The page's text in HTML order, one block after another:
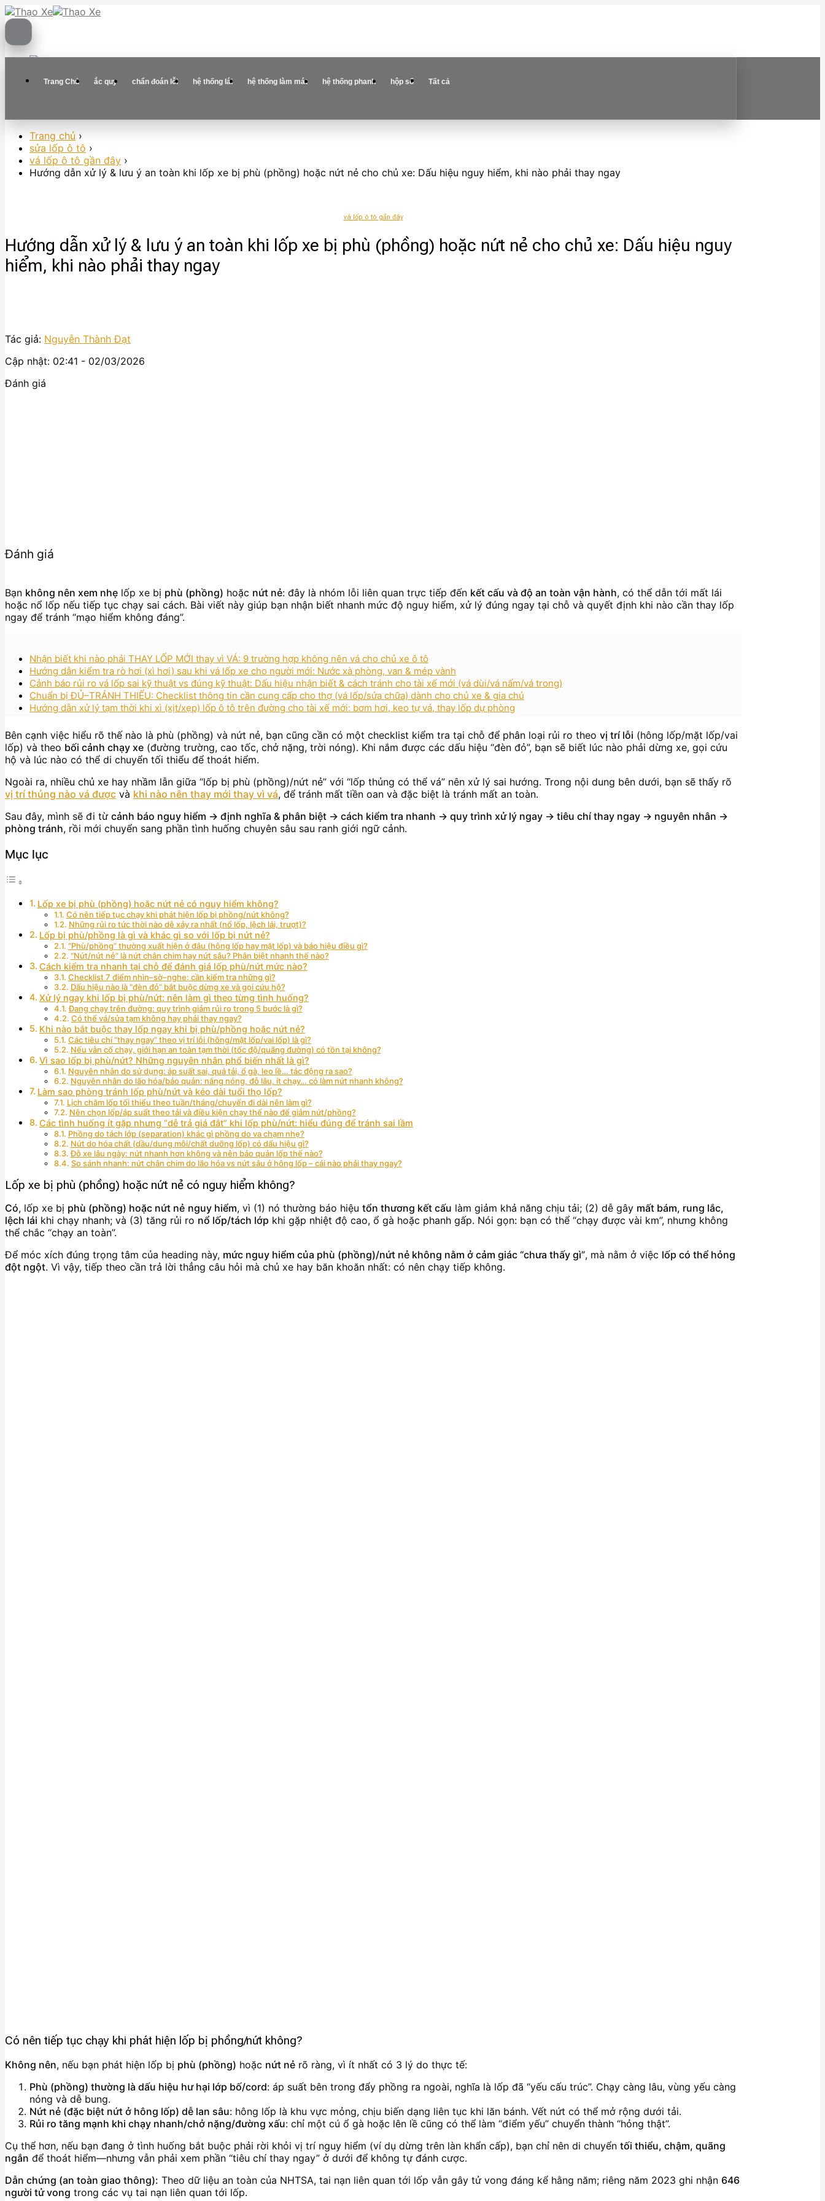
Skip
to
Trang Chủ ắc quy chẩn đoán lỗi hệ thống lái hệ thống làm mát hệ thống phanh hộp số Tất cả
Trang chủ ›
sửa lốp ô tô ›
vá lốp ô tô gần đây ›
Hướng dẫn xử lý & lưu ý an toàn khi lốp xe bị phù (phồng) hoặc nứt nẻ cho chủ xe: Dấu hiệu nguy hiểm, khi nào phải thay ngay
vá lốp ô tô gần đây
Hướng dẫn xử lý & lưu ý an toàn khi lốp xe bị phù (phồng) hoặc nứt nẻ cho chủ xe: Dấu hiệu nguy
hiểm, khi nào phải thay ngay
Tác giả: Nguyễn Thành Đạt
Cập nhật: 02:41 - 02/03/2026
Đánh giá
Đánh giá
Bạn không nên xem nhẹ lốp xe bị phù (phồng) hoặc nứt nẻ: đây là nhóm lỗi liên quan trực tiếp đến kết cấu và độ an toàn vận hành, có thể dẫn tới mất lái
hoặc nổ lốp nếu tiếp tục chạy sai cách. Bài viết này giúp bạn nhận biết nhanh mức độ nguy hiểm, xử lý đúng ngay tại chỗ và quyết định khi nào cần thay lốp
ngay để tránh “mạo hiểm không đáng”.
Nhận biết khi nào phải THAY LỐP MỚI thay vì VÁ: 9 trường hợp không nên vá cho chủ xe ô tô
Hướng dẫn kiểm tra rò hơi (xì hơi) sau khi vá lốp xe cho người mới: Nước xà phòng, van & mép vành
Cảnh báo rủi ro vá lốp sai kỹ thuật vs đúng kỹ thuật: Dấu hiệu nhận biết & cách tránh cho tài xế mới (vá dùi/vá nấm/vá trong)
Chuẩn bị ĐỦ–TRÁNH THIẾU: Checklist thông tin cần cung cấp cho thợ (vá lốp/sửa chữa) dành cho chủ xe & gia chủ
Hướng dẫn xử lý tạm thời khi xì (xịt/xẹp) lốp ô tô trên đường cho tài xế mới: bơm hơi, keo tự vá, thay lốp dự phòng
Bên cạnh việc hiểu rõ thế nào là phù (phồng) và nứt nẻ, bạn cũng cần có một checklist kiểm tra tại chỗ để phân loại rủi ro theo vị trí lỗi (hông lốp/mặt lốp/vai
lốp) và theo bối cảnh chạy xe (đường trường, cao tốc, chở nặng, trời nóng). Khi nắm được các dấu hiệu “đèn đỏ”, bạn sẽ biết lúc nào phải dừng xe, gọi cứu
hộ và lúc nào có thể di chuyển tối thiểu để thoát hiểm.
Ngoài ra, nhiều chủ xe hay nhầm lẫn giữa “lốp bị phù (phồng)/nứt nẻ” với “lốp thủng có thể vá” nên xử lý sai hướng. Trong nội dung bên dưới, bạn sẽ thấy rõ
vị trí thủng nào vá được và khi nào nên thay mới thay vì vá, để tránh mất tiền oan và đặc biệt là tránh mất an toàn.
Sau đây, mình sẽ đi từ cảnh báo nguy hiểm → định nghĩa & phân biệt → cách kiểm tra nhanh → quy trình xử lý ngay → tiêu chí thay ngay → nguyên nhân →
phòng tránh, rồi mới chuyển sang phần tình huống chuyên sâu sau ranh giới ngữ cảnh.
Mục lục
Lốp xe bị phù (phồng) hoặc nứt nẻ có nguy hiểm không?
Có nên tiếp tục chạy khi phát hiện lốp bị phồng/nứt không?
Những rủi ro tức thời nào dễ xảy ra nhất (nổ lốp, lệch lái, trượt)?
Lốp bị phù/phồng là gì và khác gì so với lốp bị nứt nẻ?
“Phù/phồng” thường xuất hiện ở đâu (hông lốp hay mặt lốp) và báo hiệu điều gì?
“Nứt/nứt nẻ” là nứt chân chim hay nứt sâu? Phân biệt nhanh thế nào?
Cách kiểm tra nhanh tại chỗ để đánh giá lốp phù/nứt mức nào?
Checklist 7 điểm nhìn–sờ–nghe: cần kiểm tra những gì?
Dấu hiệu nào là “đèn đỏ” bắt buộc dừng xe và gọi cứu hộ?
Xử lý ngay khi lốp bị phù/nứt: nên làm gì theo từng tình huống?
Đang chạy trên đường: quy trình giảm rủi ro trong 5 bước là gì?
Có thể vá/sửa tạm không hay phải thay ngay?
Khi nào bắt buộc thay lốp ngay khi bị phù/phồng hoặc nứt nẻ?
Các tiêu chí “thay ngay” theo vị trí lỗi (hông/mặt lốp/vai lốp) là gì?
Nếu vẫn cố chạy, giới hạn an toàn tạm thời (tốc độ/quãng đường) có tồn tại không?
Vì sao lốp bị phù/nứt? Những nguyên nhân phổ biến nhất là gì?
Nguyên nhân do sử dụng: áp suất sai, quá tải, ổ gà, leo lề… tác động ra sao?
Nguyên nhân do lão hóa/bảo quản: nắng nóng, đỗ lâu, ít chạy… có làm nứt nhanh không?
Làm sao phòng tránh lốp phù/nứt và kéo dài tuổi thọ lốp?
Lịch chăm lốp tối thiểu theo tuần/tháng/chuyến đi dài nên làm gì?
Nên chọn lốp/áp suất theo tải và điều kiện chạy thế nào để giảm nứt/phồng?
Các tình huống ít gặp nhưng “dễ trả giá đắt” khi lốp phù/nứt: hiểu đúng để tránh sai lầm
Phồng do tách lớp (separation) khác gì phồng do va chạm nhẹ?
Nứt do hóa chất (dầu/dung môi/chất dưỡng lốp) có dấu hiệu gì?
Đỗ xe lâu ngày: nứt nhanh hơn không và nên bảo quản lốp thế nào?
So sánh nhanh: nứt chân chim do lão hóa vs nứt sâu ở hông lốp – cái nào phải thay ngay?
Lốp xe bị phù (phồng) hoặc nứt nẻ có nguy hiểm không?
Có, lốp xe bị phù (phồng) hoặc nứt nẻ nguy hiểm, vì (1) nó thường báo hiệu tổn thương kết cấu làm giảm khả năng chịu tải; (2) dễ gây mất bám, rung lắc,
lệch lái khi chạy nhanh; và (3) tăng rủi ro nổ lốp/tách lớp khi gặp nhiệt độ cao, ổ gà hoặc phanh gấp. Nói gọn: bạn có thể “chạy được vài km”, nhưng không
thể chắc “chạy an toàn”.
Để móc xích đúng trọng tâm của heading này, mức nguy hiểm của phù (phồng)/nứt nẻ không nằm ở cảm giác “chưa thấy gì”, mà nằm ở việc lốp có thể hỏng
đột ngột. Vì vậy, tiếp theo cần trả lời thẳng câu hỏi mà chủ xe hay băn khoăn nhất: có nên chạy tiếp không.
Có nên tiếp tục chạy khi phát hiện lốp bị phồng/nứt không?
Không nên, nếu bạn phát hiện lốp bị phù (phồng) hoặc nứt nẻ rõ ràng, vì ít nhất có 3 lý do thực tế:
Phù (phồng) thường là dấu hiệu hư hại lớp bố/cord: áp suất bên trong đẩy phồng ra ngoài, nghĩa là lốp đã “yếu cấu trúc”. Chạy càng lâu, vùng yếu càng
nóng và dễ bung.
Nứt nẻ (đặc biệt nứt ở hông lốp) dễ lan sâu: hông lốp là khu vực mỏng, chịu biến dạng liên tục khi lăn bánh. Vết nứt có thể mở rộng dưới tải.
Rủi ro tăng mạnh khi chạy nhanh/chở nặng/đường xấu: chỉ một cú ổ gà hoặc lên lề cũng có thể làm “điểm yếu” chuyển thành “hỏng thật”.
Cụ thể hơn, nếu bạn đang ở tình huống bắt buộc phải rời khỏi vị trí nguy hiểm (ví dụ dừng trên làn khẩn cấp), bạn chỉ nên di chuyển tối thiểu, chậm, quãng
ngắn để thoát hiểm—nhưng vẫn phải xem phần “tiêu chí thay ngay” ở dưới để không tự đánh cược.
Dẫn chứng (an toàn giao thông): Theo dữ liệu an toàn của NHTSA, tai nạn liên quan tới lốp vẫn gây tử vong đáng kể hằng năm; riêng năm 2023 ghi nhận 646
người tử vong trong các vụ tai nạn liên quan tới lốp.